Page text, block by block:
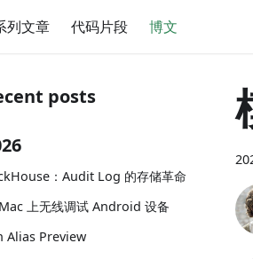
列文章 代码片段 博文
posts
：Audit Log 的存储革命
上无线调试 Android 设备
Alias Preview